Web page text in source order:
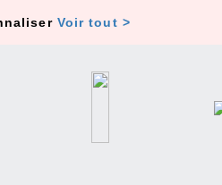
Voir tout >